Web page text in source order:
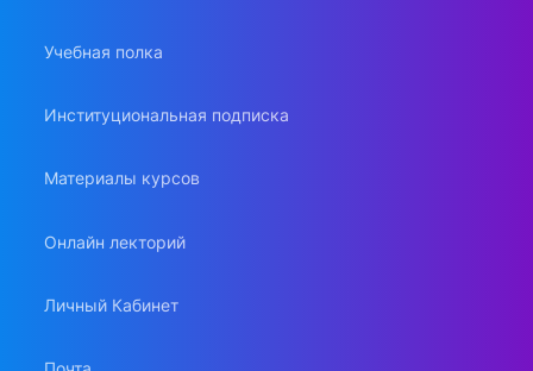
Учебная полка
Институциональная подписка
Материалы курсов
Онлайн лекторий
Личный Кабинет